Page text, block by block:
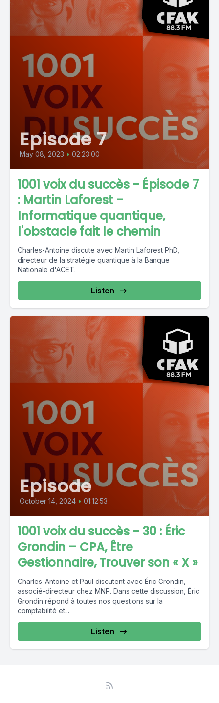
Episode 7
May 08, 2023 • 02:23:00
1001 voix du succès - Épisode 7
: Martin Laforest -
Informatique quantique,
l'obstacle fait le chemin
Charles-Antoine discute avec Martin Laforest PhD,
directeur de la stratégie quantique à la Banque
Nationale d'ACET.
Listen
Episode
October 14, 2024 • 01:12:53
1001 voix du succès - 30 : Éric
Grondin – CPA, Être
Gestionnaire, Trouver son « X »
Charles-Antoine et Paul discutent avec Éric Grondin,
associé-directeur chez MNP. Dans cette discussion, Éric
Grondin répond à toutes nos questions sur la
comptabilité et...
Listen